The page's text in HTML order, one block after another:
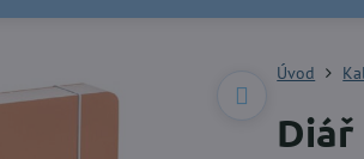
Úvod
Diář